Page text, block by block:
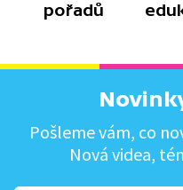
pořadů
Pošleme vám, co
Nová videa,